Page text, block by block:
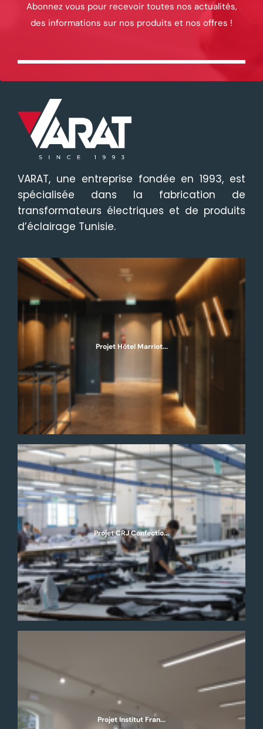
Abonnez vous pour recevoir toutes nos actualités,
des informations sur nos produits et nos offres !
VARAT, une entreprise fondée en 1993, est
spécialisée dans la fabrication de
transformateurs électriques et de produits
d’éclairage Tunisie.
Projet Hôtel Marriot...
Projet CRJ Confectio...
Projet Institut Fran...